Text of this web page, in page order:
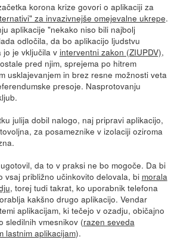
korona krize govori o aplikaciji za
za invazivnejše omejevalne ukrepe.
aplikacije "nekako niso bili najbolj
odločila, da bo aplikacijo ljudstvu
jo je vključila v interventni zakon (ZIUPDV),
pred njim, sprejema po hitrem
usklajevanjem in brez resne možnosti veta
presoje. Nasprotovanju
julija dobil nalogo, naj pripravi aplikacijo,
za posameznike v izolaciji oziroma
da to v praksi ne bo mogoče. Da bi
vsaj približno učinkovito delovala, bi morala
, torej tudi takrat, ko uporabnik telefona
kakšno drugo aplikacijo. Vendar
aplikacijam, ki tečejo v ozadju, običajno
sledilnih vmesnikov (razen seveda
lastnim aplikacijam).